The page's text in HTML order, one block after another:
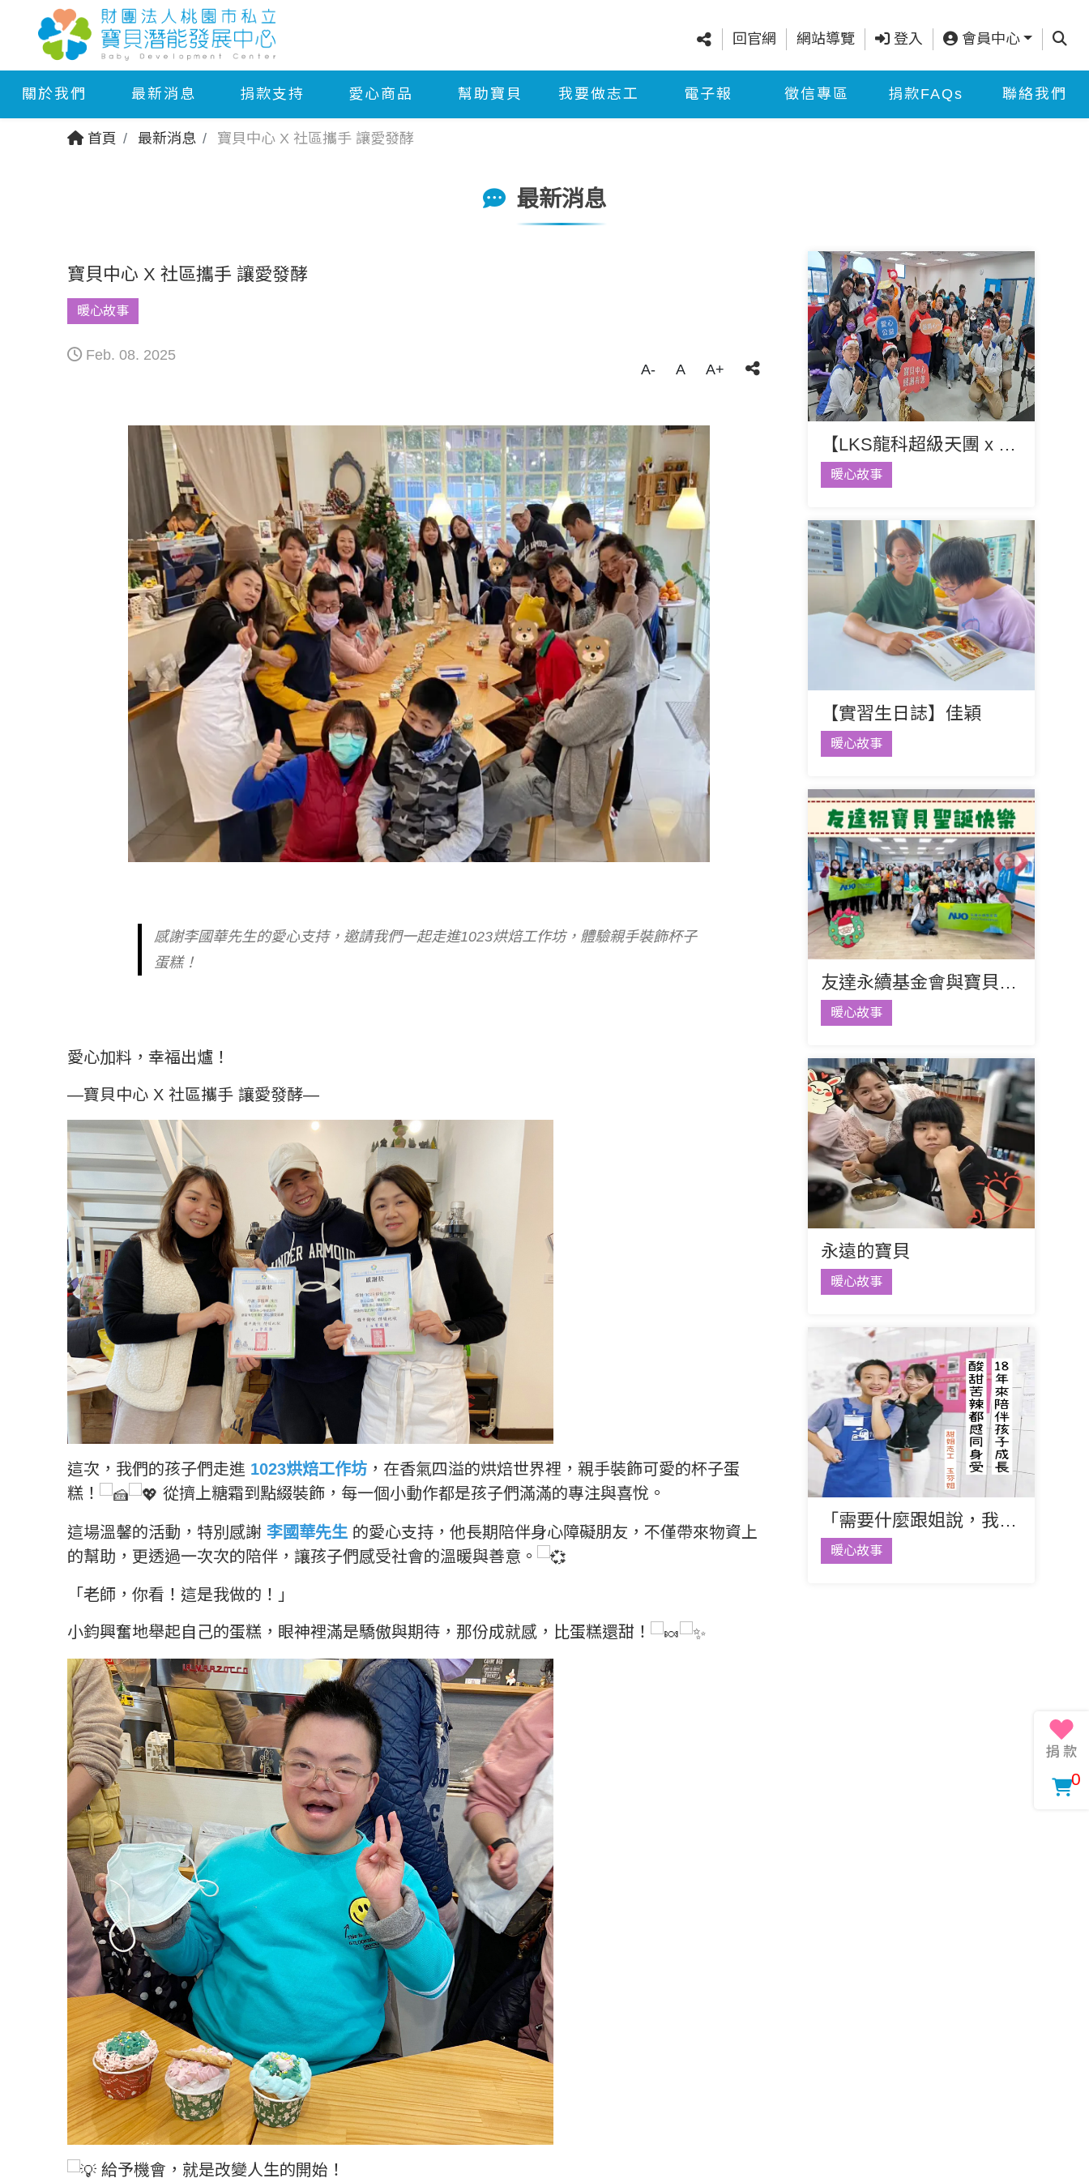
回官網 網站導覽 登入 會員中心 查詢
關於我們 最新消息 捐款支持 愛心商品 幫助寶貝 我要做志工 電子報 徵信專區 捐款FAQs 聯絡我們
首頁 最新消息 寶貝中心 X 社區攜手 讓愛發酵
最新消息
寶貝中心 X 社區攜手 讓愛發酵
暖心故事
Feb. 08. 2025
A-
A A+
感謝李國華先生的愛心支持，邀請我們一起走進1023烘焙工作坊，體驗親手裝飾杯子
蛋糕！
愛心加料，幸福出爐！
—寶貝中心 X 社區攜手 讓愛發酵—
這次，我們的孩子們走進 1023烘焙工作坊 ，在香氣四溢的烘焙世界裡，親手裝飾可愛的杯子蛋
糕！
從擠上糖霜到點綴裝飾，每一個小動作都是孩子們滿滿的專注與喜悅。
這場溫馨的活動，特別感謝 李國華先生 的愛心支持，他長期陪伴身心障礙朋友，不僅帶來物資上
的幫助，更透過一次次的陪伴，讓孩子們感受社會的溫暖與善意。
「老師，你看！這是我做的！」
小鈞興奮地舉起自己的蛋糕，眼神裡滿是驕傲與期待，那份成就感，比蛋糕還甜！
給予機會，就是改變人生的開始！
【LKS龍科超級天團 x 寶貝的聖誕音樂派對！】
暖心故事
【實習生日誌】佳穎
暖心故事
友達永續基金會與寶貝的聖誕約定
暖心故事
永遠的寶貝
暖心故事
「需要什麼跟姐說，我找人一起來幫忙！」
暖心故事
0